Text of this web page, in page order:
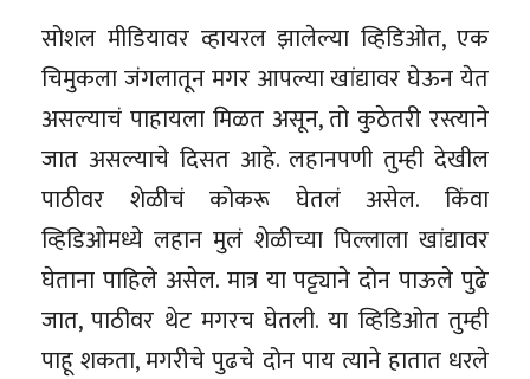
सोशल मीडियावर व्हायरल झालेल्या व्हिडिओत, एक
चिमुकला जंगलातून मगर आपल्या खांद्यावर घेऊन येत
असल्याचं पाहायला मिळत असून, तो कुठेतरी रस्त्याने
जात असल्याचे दिसत आहे. लहानपणी तुम्ही देखील
पाठीवर शेळीचं कोकरू घेतलं असेल. किंवा
व्हिडिओमध्ये लहान मुलं शेळीच्या पिल्लाला खांद्यावर
घेताना पाहिले असेल. मात्र या पट्ट्याने दोन पाऊले पुढे
जात, पाठीवर थेट मगरच घेतली. या व्हिडिओत तुम्ही
पाहू शकता, मगरीचे पुढचे दोन पाय त्याने हातात धरले